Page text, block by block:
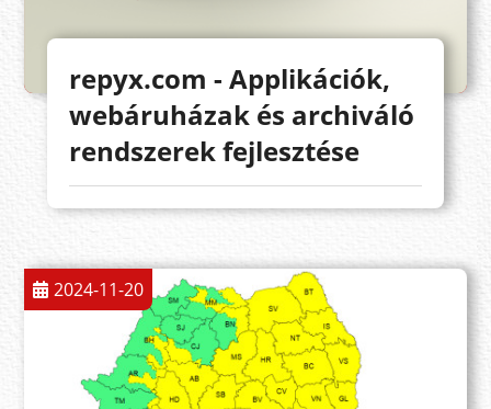
repyx.com - Applikációk,
webáruházak és archiváló
rendszerek fejlesztése
2024-11-20